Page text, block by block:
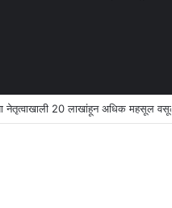
नेतृत्वाखाली 20 लाखांहून अधिक महसूल वसूल